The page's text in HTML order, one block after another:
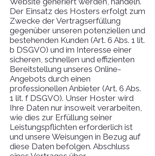
Der Einsatz des Hosters erfolgt zum
Zwecke der Vertragserfüllung
gegenüber unseren potenziellen und
bestehenden Kunden (Art. 6 Abs. 1 lit.
b DSGVO) und im Interesse einer
sicheren, schnellen und effizienten
Bereitstellung unseres Online-
Angebots durch einen
professionellen Anbieter (Art. 6 Abs.
1 lit. f DSGVO). Unser Hoster wird
Ihre Daten nur insoweit verarbeiten,
wie dies zur Erfüllung seiner
Leistungspflichten erforderlich ist
und unsere Weisungen in Bezug auf
diese Daten befolgen. Abschluss